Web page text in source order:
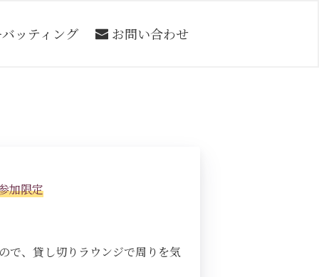
ッティング お問い合わせ
加限定
で、貸し切りラウンジで周りを気